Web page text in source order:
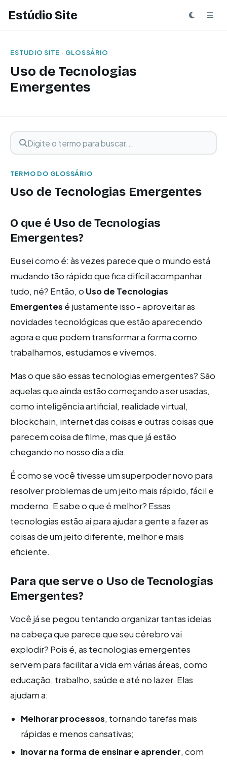
Estúdio Site
ESTUDIO SITE · GLOSSÁRIO
Uso de Tecnologias
Emergentes
Buscar termo
Digite o termo para buscar
TERMO DO GLOSSÁRIO
Uso de Tecnologias Emergentes
O que é Uso de Tecnologias
Emergentes?
Eu sei como é: às vezes parece que o mundo está
mudando tão rápido que fica difícil acompanhar
tudo, né? Então, o Uso de Tecnologias
Emergentes é justamente isso - aproveitar as
novidades tecnológicas que estão aparecendo
agora e que podem transformar a forma como
trabalhamos, estudamos e vivemos.
Mas o que são essas tecnologias emergentes? São
aquelas que ainda estão começando a ser usadas,
como inteligência artificial, realidade virtual,
blockchain, internet das coisas e outras coisas que
parecem coisa de filme, mas que já estão
chegando no nosso dia a dia.
É como se você tivesse um superpoder novo para
resolver problemas de um jeito mais rápido, fácil e
moderno. E sabe o que é melhor? Essas
tecnologias estão aí para ajudar a gente a fazer as
coisas de um jeito diferente, melhor e mais
eficiente.
Para que serve o Uso de Tecnologias
Emergentes?
Você já se pegou tentando organizar tantas ideias
na cabeça que parece que seu cérebro vai
explodir? Pois é, as tecnologias emergentes
servem para facilitar a vida em várias áreas, como
educação, trabalho, saúde e até no lazer. Elas
ajudam a:
Melhorar processos, tornando tarefas mais
rápidas e menos cansativas;
Inovar na forma de ensinar e aprender, com